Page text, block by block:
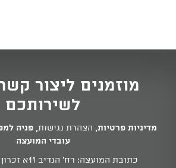
מוזמנים ליצור
לשירותכם
מדיניות פרטיות, הצהרת נגישות, פניה
עובדי המועצה
כתובת המועצה: רח' הנדיב 11א זכרון יעקב טל.